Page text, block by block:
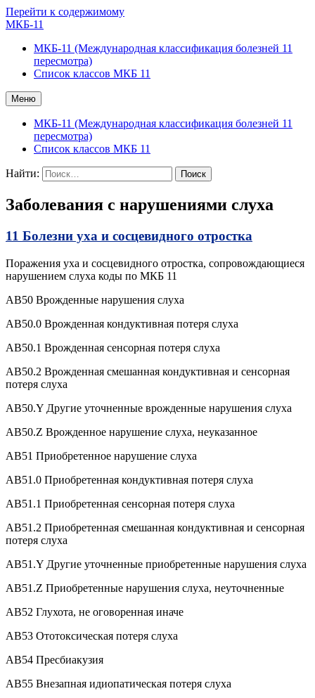
Перейти к содержимому
МКБ-11
МКБ-11 (Международная классификация болезней 11
пересмотра)
Список классов МКБ 11
Меню
МКБ-11 (Международная классификация болезней 11
пересмотра)
Список классов МКБ 11
Найти:
Заболевания с нарушениями слуха
11 Болезни уха и сосцевидного отростка
Поражения уха и сосцевидного отростка, сопровождающиеся
нарушением слуха коды по МКБ 11
AB50 Врожденные нарушения слуха
AB50.0 Врожденная кондуктивная потеря слуха
AB50.1 Врожденная сенсорная потеря слуха
AB50.2 Врожденная смешанная кондуктивная и сенсорная
потеря слуха
AB50.Y Другие уточненные врожденные нарушения слуха
AB50.Z Врожденное нарушение слуха, неуказанное
AB51 Приобретенное нарушение слуха
AB51.0 Приобретенная кондуктивная потеря слуха
AB51.1 Приобретенная сенсорная потеря слуха
AB51.2 Приобретенная смешанная кондуктивная и сенсорная
потеря слуха
AB51.Y Другие уточненные приобретенные нарушения слуха
AB51.Z Приобретенные нарушения слуха, неуточненные
AB52 Глухота, не оговоренная иначе
AB53 Ототоксическая потеря слуха
AB54 Пресбиакузия
AB55 Внезапная идиопатическая потеря слуха